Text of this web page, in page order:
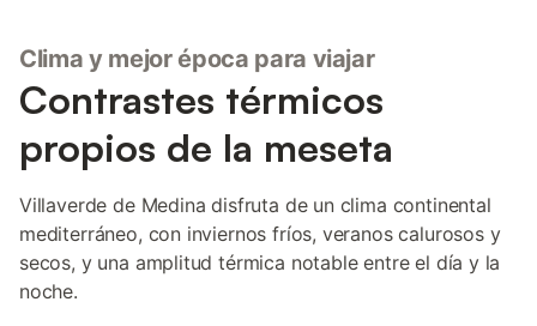
Clima y mejor época para viajar
Contrastes térmicos
propios de la meseta
Villaverde de Medina disfruta de un clima continental
mediterráneo, con inviernos fríos, veranos calurosos y
secos, y una amplitud térmica notable entre el día y la
noche.